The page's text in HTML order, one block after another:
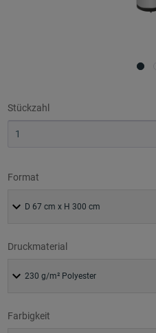
Stückzahl
Format
Druckmaterial
Farbigkeit